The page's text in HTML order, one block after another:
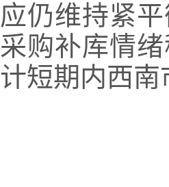
应仍维持紧
采购补库情
计短期内西